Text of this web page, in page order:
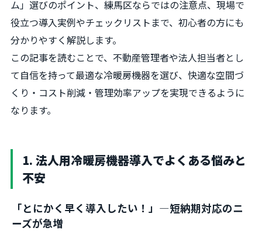
ム」選びのポイント、練馬区ならではの注意点、現場で
役立つ導入実例やチェックリストまで、初心者の方にも
分かりやすく解説します。
この記事を読むことで、不動産管理者や法人担当者とし
て自信を持って最適な冷暖房機器を選び、快適な空間づ
くり・コスト削減・管理効率アップを実現できるように
なります。
1. 法人用冷暖房機器導入でよくある悩みと
不安
「とにかく早く導入したい！」—短納期対応のニ
ーズが急増